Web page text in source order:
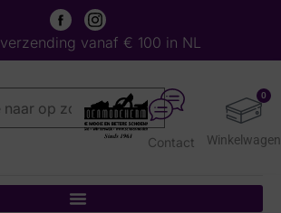
vanaf € 100 in NL
0
Contact